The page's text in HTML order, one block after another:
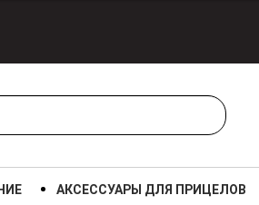
АКСЕССУАРЫ ДЛЯ ПРИЦЕЛОВ